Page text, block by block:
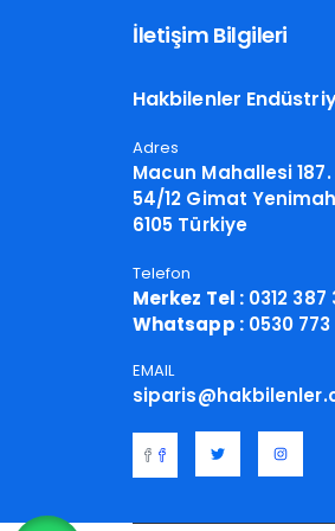
İletişim Bilgileri
Hakbilenler
Adres
Macun Mahallesi
54/12 Gimat
6105 Türkiye
Telefon
Merkez Tel :0312 387
Whatsapp :0530 773
EMAIL